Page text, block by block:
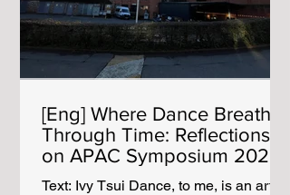
「異質空間」。 選擇與現
表演中的定位，以及在地發展的可能
性。 廿世紀中後葉，當代馬戲（或稱
「新馬戲」）和舞蹈劇場
（Tanztheater）在歐美地區同時發軔，
的鬆散性，長期以來對於它的系統性研
究相對於其創作表演實踐顯得相對滯
後。香港大館（Tai Kwun）於近年開展
的「小心意・大眾樂」當代馬戲藝術
[Eng] Where Dance Breathes
Through Time: Reflections
on APAC Symposium 2025 |
舞在當下，留案未來：APAC
Text: Ivy Tsui Dance, to me, is an art of